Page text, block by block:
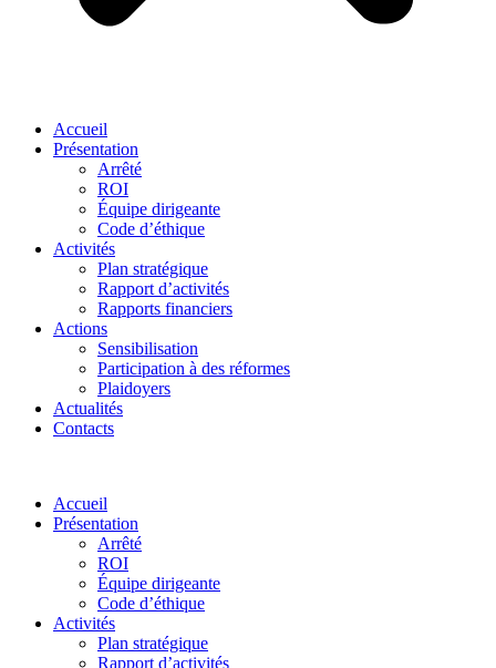
Accueil
Présentation
Arrêté
ROI
Équipe dirigeante
Code d’éthique
Activités
Plan stratégique
Rapport d’activités
Rapports financiers
Actions
Sensibilisation
Participation à des réformes
Plaidoyers
Actualités
Contacts
Accueil
Présentation
Arrêté
ROI
Équipe dirigeante
Code d’éthique
Activités
Plan stratégique
Rapport d’activités